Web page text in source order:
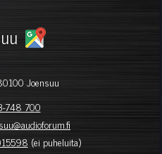
Joensuu
748 700
(ei puheluita)